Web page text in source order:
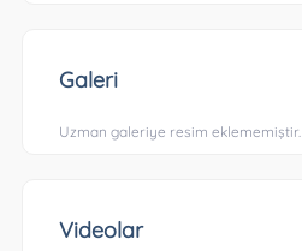
Galeri
Uzman galeriye resim eklememiştir.
Videolar